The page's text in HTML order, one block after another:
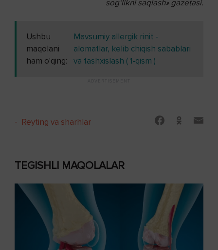
sog‘likni saqlash» gazetasi.
Ushbu
maqolani
ham o'qing:
Mavsumiy allergik rinit -
alomatlar, kelib chiqish sabablari
va tashxislash ( 1-qism )
- Reyting va sharhlar
TEGISHLI MAQOLALAR